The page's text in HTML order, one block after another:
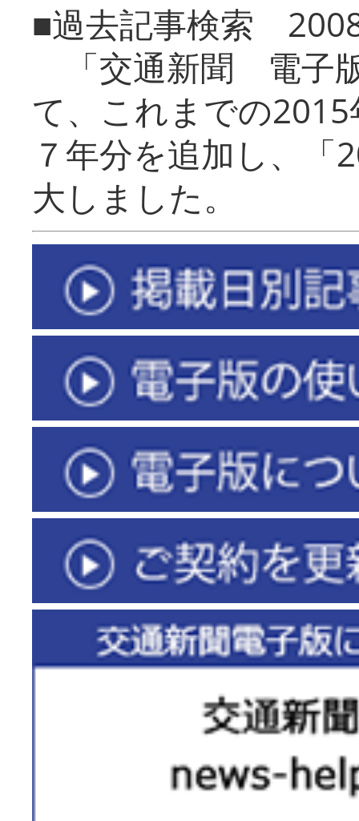
■過去記事検索
「交通新聞 電子
て、これまでの
７年分を追加し、「
大しまし